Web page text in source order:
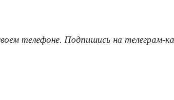
телефоне. Подпишись на телеграм-